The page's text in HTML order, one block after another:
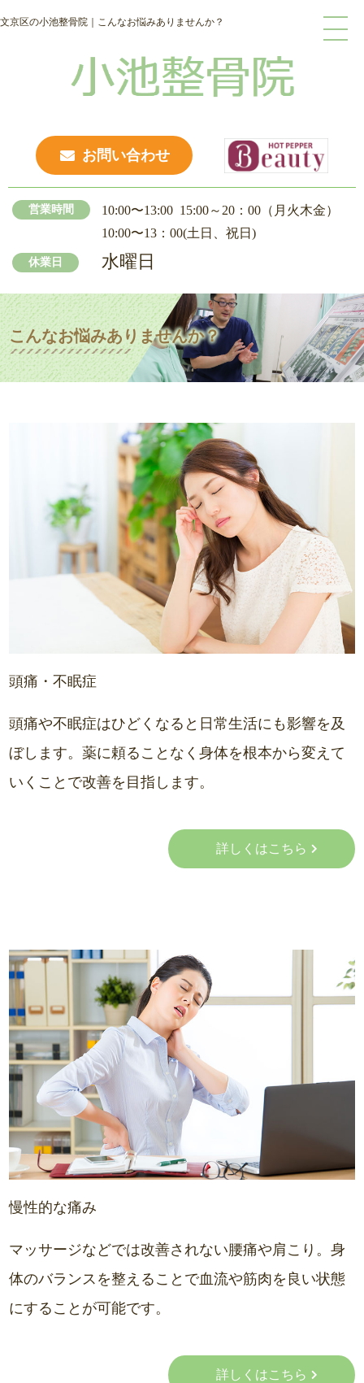
文京区の小池整骨院｜こんなお悩みありませんか？
お問い合わせ
営業時間
10:00〜13:00 15:00～20：00（月火木金）
10:00〜13： 00(土日、祝日)
休業日 水曜日
こんなお悩みありませんか？
頭痛・不眠症
頭痛や不眠症はひどくなると日常生活にも影響を及
ぼします。薬に頼ることなく身体を根本から変えて
いくことで改善を目指します。
詳しくはこちら
慢性的な痛み
マッサージなどでは改善されない腰痛や肩こり。身
体のバランスを整えることで血流や筋肉を良い状態
にすることが可能です。
詳しくはこちら